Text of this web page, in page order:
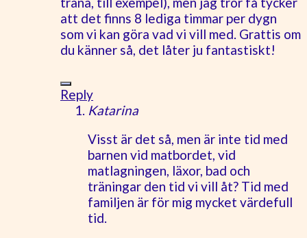
att det finns 8 lediga timmar per dygn
som vi kan göra vad vi vill med. Grattis om
du känner så, det låter ju fantastiskt!
Reply
Katarina
Visst är det så, men är inte tid med
barnen vid matbordet, vid
matlagningen, läxor, bad och
träningar den tid vi vill åt? Tid med
familjen är för mig mycket värdefull
tid.